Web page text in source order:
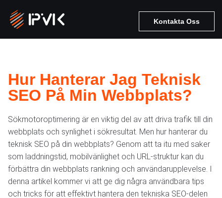
Kontakta Oss
Hur Hanterar Jag Teknisk
SEO På Min Webbplats?
Sökmotoroptimering är en viktig del av att driva trafik till din
webbplats och synlighet i sökresultat. Men hur hanterar du
teknisk SEO på din webbplats? Genom att ta itu med saker
som laddningstid, mobilvänlighet och URL-struktur kan du
förbättra din webbplats rankning och användarupplevelse. I
denna artikel kommer vi att ge dig några användbara tips
och tricks för att effektivt hantera den tekniska SEO-delen